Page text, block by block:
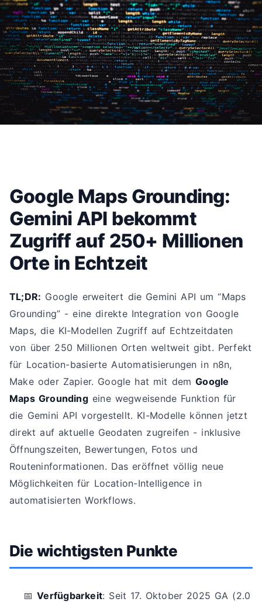
Google Maps Grounding:
Gemini API bekommt
Zugriff auf 250+ Millionen
Orte in Echtzeit
TL;DR: Google erweitert die Gemini API um “Maps
Grounding” - eine direkte Integration von Google
Maps, die KI-Modellen Zugriff auf Echtzeitdaten
von über 250 Millionen Orten weltweit gibt. Perfekt
für Location-basierte Automatisierungen in n8n,
Make oder Zapier. Google hat mit demGoogle
Maps Groundingeine wegweisende Funktion für
die Gemini API vorgestellt. KI-Modelle können jetzt
direkt auf aktuelle Geodaten zugreifen - inklusive
Öffnungszeiten, Bewertungen, Fotos und
Routeninformationen. Das eröffnet völlig neue
Möglichkeiten für Location-Intelligence in
automatisierten Workflows.
Die wichtigsten Punkte
📅Verfügbarkeit: Seit 17. Oktober 2025 GA (2.0